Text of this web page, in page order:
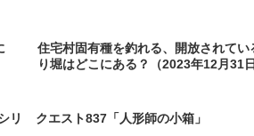
住宅村固有種を釣れる、開放されてい
り堀はどこにある？（2023年12月31日
リ クエスト837「人形師の小箱」